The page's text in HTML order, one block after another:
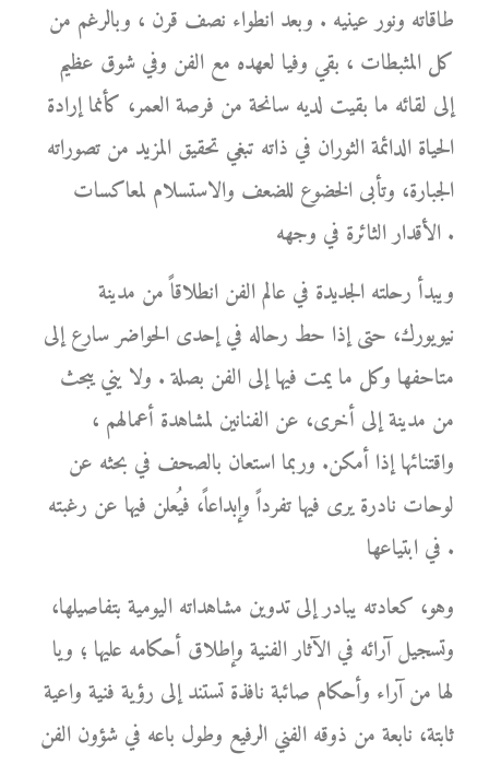
طاقاته ونور عينيه . وبعد انطواء نصف قرن ، وبالرغم من
كل المثبطات ، بقي وفيا لعهده مع الفن وفي شوق عظيم
إلى لقائه ما بقيت لديه سانحة من فرصة العمر، كأنما إرادة
الحياة الدائمة الثوران في ذاته تبغي تحقيق المزيد من تصوراته
الجبارة، وتأبى الخضوع للضعف والاستسلام لمعاكسات
الأقدار الثائرة في وجهه .
ويبدأ رحلته الجديدة في عالم الفن انطلاقاً من مدينة
نيويورك، حتى إذا حط رحاله في إحدى الحواضر سارع إلى
متاحفها وكل ما يمت فيها إلى الفن بصلة . ولا يني يبحث
من مدينة إلى أخرى، عن الفنانين لمشاهدة أعمالهم ،
واقتنائها إذا أمكن. وربما استعان بالصحف في بحثه عن
لوحات نادرة يرى فيها تفرداً وإبداعاً، فيُعلن فيها عن رغبته
في ابتياعها .
وهو، كعادته يبادر إلى تدوين مشاهداته اليومية بتفاصيلها،
وتسجيل آرائه في الآثار الفنية وإطلاق أحكامه عليها ؛ ويا
لها من آراء وأحكام صائبة نافذة تستند إلى رؤية فنية واعية
ثابتة، نابعة من ذوقه الفني الرفيع وطول باعه في شؤون الفن